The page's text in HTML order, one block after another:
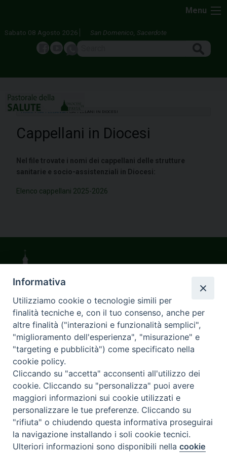
content
Menu
Sabato 08 Agosto 2026 San Domenico, Sacerdote
Facebook
Youtube
HOME»CAPPELLANIA» CAPPELLANI IN DIOCESI
Cappellani in Diocesi
Nel file trovate i nomi dei cappellani delle strutture
sanitarie e socio-assistenziali in Diocesi:
Elenco cappellani 2025-2026
Piazza Duomo, 11 - 27100 Pavia - Tel. 0382.386511 - Fax
0382.386525 -servizigenerali@diocesi.pavia.it-Privacy
Facebook
Preferenze Cookie
Informativa
Utilizziamo cookie o tecnologie simili per
finalità tecniche e, con il tuo consenso, anche per
altre finalità ("interazioni e funzionalità semplici",
"miglioramento dell'esperienza", "misurazione" e
"targeting e pubblicità") come specificato nella
cookie policy.
Cliccando su "accetta" acconsenti all'utilizzo dei
cookie. Cliccando su "personalizza" puoi avere
maggiori informazioni sui cookie utilizzati e
personalizzare le tue preferenze. Cliccando su
"rifiuta" o chiudendo questa informativa proseguirai
la navigazione installando i soli cookie tecnici.
Ulteriori informazioni sono disponibili nellacookie